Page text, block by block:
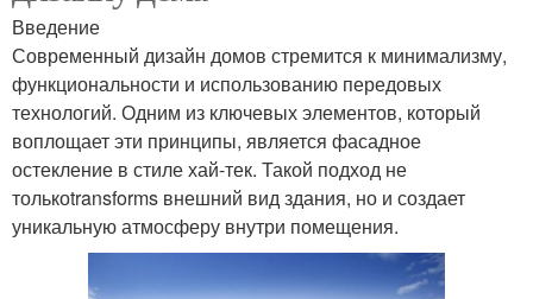
Введение
Современный дизайн домов стремится к минимализму,
функциональности и использованию передовых
технологий. Одним из ключевых элементов, который
воплощает эти принципы, является фасадное
остекление в стиле хай-тек. Такой подход не
толькоtransforms внешний вид здания, но и создает
уникальную атмосферу внутри помещения.